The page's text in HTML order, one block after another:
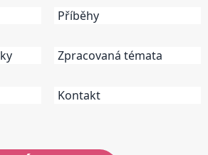
Příběhy
Zpracovaná témata
Kontakt